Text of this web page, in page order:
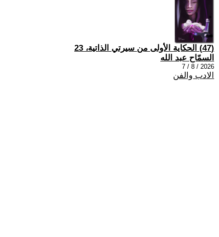
(47) الحكاية الأولى من سيرتي الذاتية، 23
السمّاح عبد الله
2026 / 8 / 7
الادب والفن